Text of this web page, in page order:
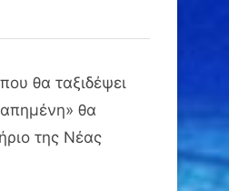
που θα ταξιδέψει
θα
της Νέας